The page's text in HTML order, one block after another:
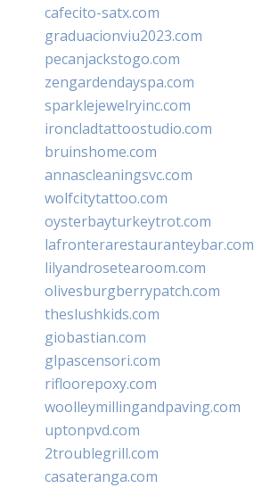
cafecito-satx.com
graduacionviu2023.com
pecanjackstogo.com
zengardendayspa.com
sparklejewelryinc.com
ironcladtattoostudio.com
bruinshome.com
annascleaningsvc.com
wolfcitytattoo.com
oysterbayturkeytrot.com
lafronterarestauranteybar.com
lilyandrosetearoom.com
olivesburgberrypatch.com
theslushkids.com
giobastian.com
glpascensori.com
rifloorepoxy.com
woolleymillingandpaving.com
uptonpvd.com
2troublegrill.com
casateranga.com